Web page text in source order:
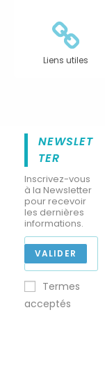
Liens utiles
NEWSLET
TER
Inscrivez-vous
à la Newsletter
pour recevoir
les dernières
informations.
VALIDER
Termes
acceptés